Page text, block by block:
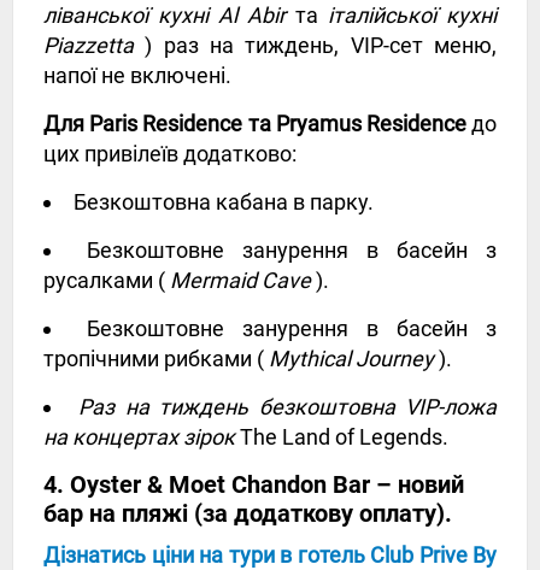
ліванської кухні Al Abirта італійської кухні
Piazzetta) раз на тиждень, VIP-сет меню,
напої не включені.
Для Paris Residence та Pryamus Residenceдо
цих привілеїв додатково:
Безкоштовна кабана в парку.
Безкоштовне занурення в басейн з
русалками ( Mermaid Cave).
Безкоштовне занурення в басейн з
тропічними рибками ( Mythical Journey).
Раз на тиждень безкоштовна VIP-ложа
на концертах зірокThe Land of Legends.
4. Oyster & Moet Chandon Bar – новий
бар на пляжі (за додаткову оплату).
Дізнатись ціни на тури в готель Club Prive By